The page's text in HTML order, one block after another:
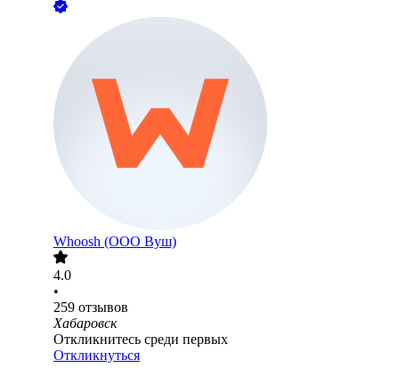
Whoosh (ООО Вуш)
4.0
•
259 отзывов
Хабаровск
Откликнитесь среди первых
Откликнуться